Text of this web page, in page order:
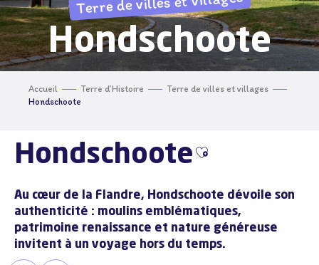
Hondschoote
Accueil Terre d’Histoire
Terre de villes et villages
Hondschoote
Hondschoote Ajouter aux
Au cœur de la Flandre, Hondschoote dévoile son
authenticité : moulins emblématiques,
patrimoine renaissance et nature généreuse
invitent à un voyage hors du temps.